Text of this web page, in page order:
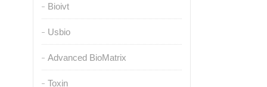
Bioivt
Usbio
Advanced BioMatrix
Toxin